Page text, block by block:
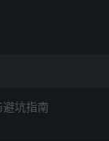
坑指南